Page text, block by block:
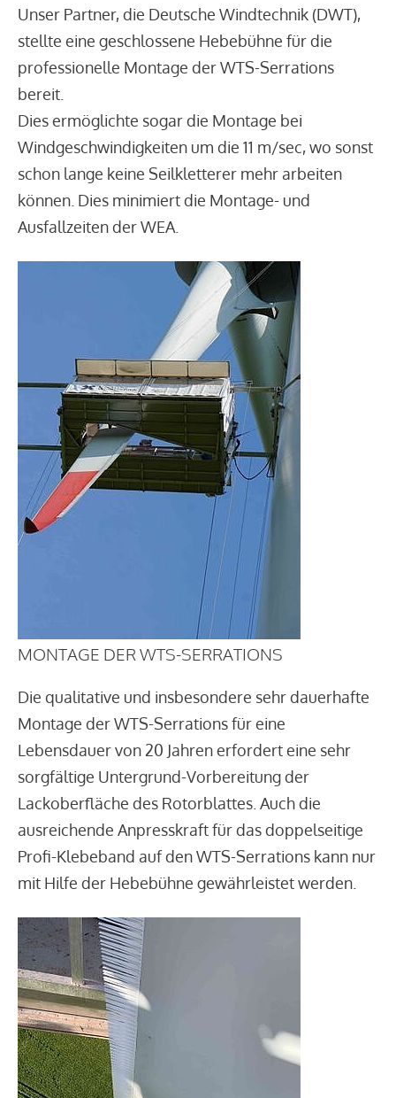
Unser Partner, die Deutsche Windtechnik (DWT),
stellte eine geschlossene Hebebühne für die
professionelle Montage der WTS-Serrations
bereit.
Dies ermöglichte sogar die Montage bei
Windgeschwindigkeiten um die 11 m/sec, wo sonst
schon lange keine Seilkletterer mehr arbeiten
können. Dies minimiert die Montage- und
Ausfallzeiten der WEA.
MONTAGE DER WTS-SERRATIONS
Die qualitative und insbesondere sehr dauerhafte
Montage der WTS-Serrations für eine
Lebensdauer von 20 Jahren erfordert eine sehr
sorgfältige Untergrund-Vorbereitung der
Lackoberfläche des Rotorblattes. Auch die
ausreichende Anpresskraft für das doppelseitige
Profi-Klebeband auf den WTS-Serrations kann nur
mit Hilfe der Hebebühne gewährleistet werden.